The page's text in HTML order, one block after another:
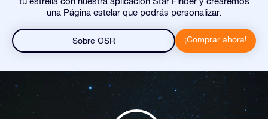
una Página estelar que podrás personalizar.
Sobre OSR ¡Comprar ahora!